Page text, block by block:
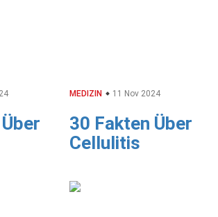
MEDIZIN 11 Nov 2024
30 Fakten Über
Cellulitis